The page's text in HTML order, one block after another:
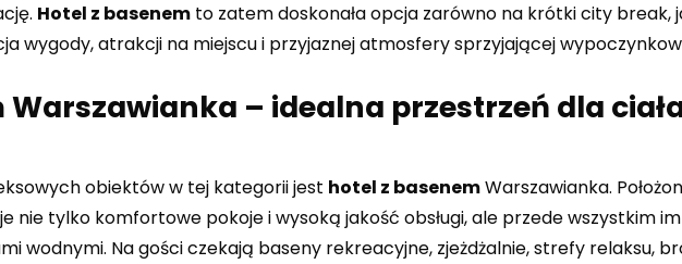
Hotel z basenem to zatem doskonała opcja zarówno na krótki city break,
wygody, atrakcji na miejscu i przyjaznej atmosfery sprzyjającej
Warszawianka – idealna przestrzeń dla
obiektów w tej kategorii jest hotel z basenemWarszawianka.
nie tylko komfortowe pokoje i wysoką jakość obsługi, ale przede wszystkim
wodnymi. Na gości czekają baseny rekreacyjne, zjeżdżalnie, strefy relaksu,